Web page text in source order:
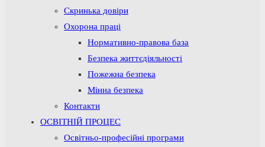
Скринька довіри
Охорона праці
Нормативно-правова база
Безпека життєдіяльності
Пожежна безпека
Мінна безпека
Контакти
ОСВІТНІЙ ПРОЦЕС
Освітньо-професійні програми